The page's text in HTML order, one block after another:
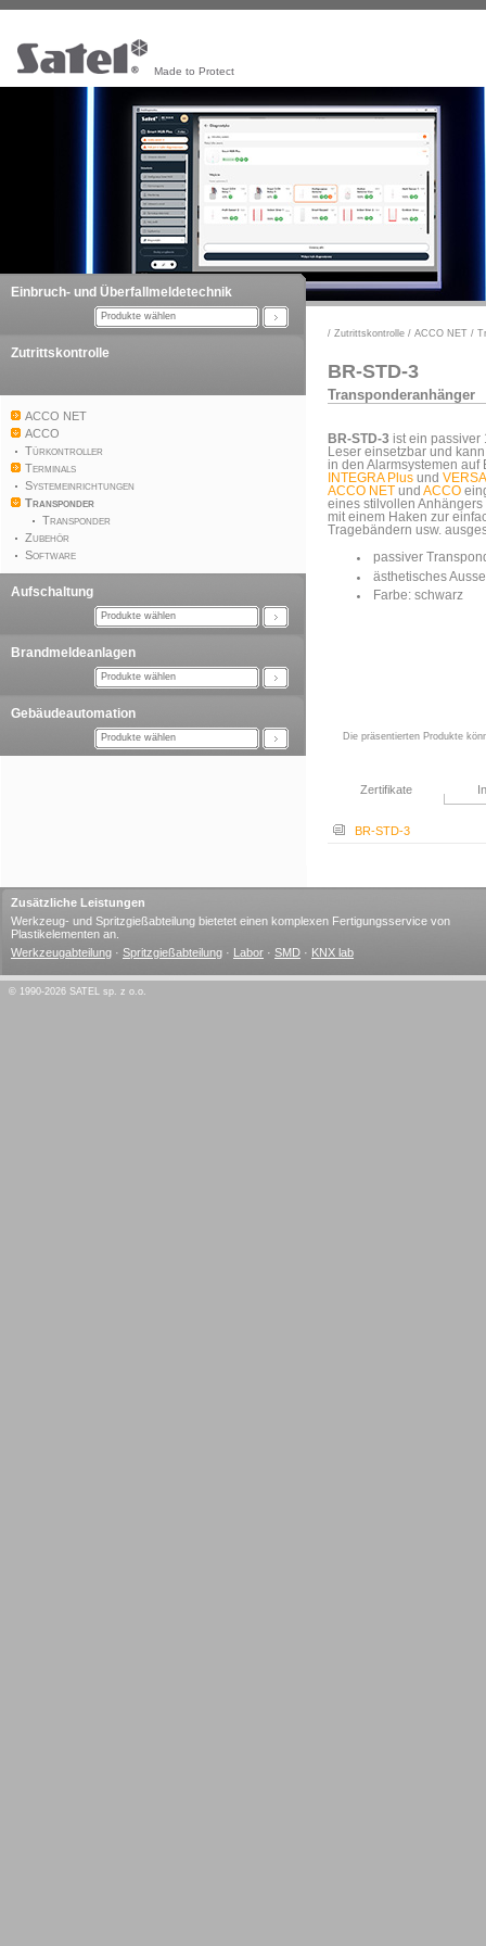
Made to Protect
Einbruch- und Überfallmeldetechnik
Produkte wählen
Zutrittskontrolle
ACCO NET
ACCO
Türkontroller
Terminals
Systemeinrichtungen
Transponder
Transponder
Zubehör
Software
Aufschaltung
Produkte wählen
Brandmeldeanlagen
Produkte wählen
Gebäudeautomation
Produkte wählen
/ Zutrittskontrolle / ACCO NET /
BR-STD-3
Transponderanhänger
BR-STD-3 ist ein passiver
Leser einsetzbar und
in den Alarmsystemen
INTEGRA Plus und VERSA
ACCO NET und ACCO
eines stilvollen
mit einem Haken zur
Tragebändern usw.
passiver
ästhetisches
Farbe: schwarz
Die präsentierten Produkte
Zertifikate
BR-STD-3
Zusätzliche Leistungen
Werkzeug- und Spritzgießabteilung bietetet einen komplexen Fertigungsservice von
Plastikelementen an.
Werkzeugabteilung · Spritzgießabteilung · Labor · SMD · KNX lab
© 1990-2026 SATEL sp. z o.o.